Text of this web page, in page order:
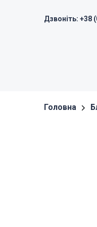
Дзвоніть: +38
Головна